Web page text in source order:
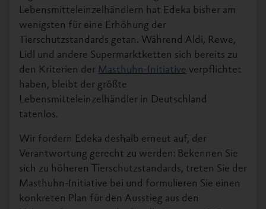
Lebensmitteleinzelhändlern hat Edeka bisher am
wenigsten für eine Erhöhung der
Tierschutzstandards getan. Während Aldi, Rewe,
Lidl und andere Supermarktketten sich bereits zu
den Kriterien der Masthuhn-Initiative verpflichtet
haben, bleibt der größte
Lebensmitteleinzelhändler in Deutschland
tatenlos.
Wir fordern Edeka deshalb erneut auf, der
Verantwortung gerecht zu werden: Bekennen Sie
sich zu höheren Tierschutzstandards, treten Sie der
Masthuhn-Initiative bei und formulieren Sie einen
konkreten Plan für den Ausstieg aus den